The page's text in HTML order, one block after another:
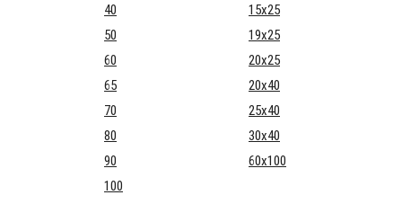
40
15x25
50
19x25
60
20x25
65
20x40
70
25x40
80
30x40
90
60x100
100